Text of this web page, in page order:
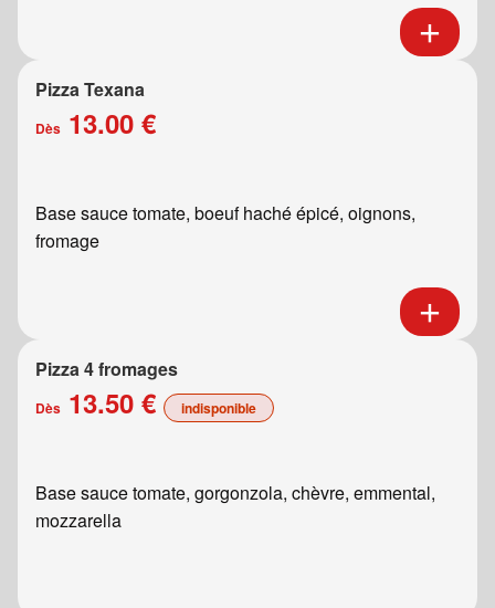
Pizza Texana
Dès 13.00 €
Base sauce tomate, boeuf haché épicé, oignons,
fromage
Pizza 4 fromages
Dès 13.50 € indisponible
Base sauce tomate, gorgonzola, chèvre, emmental,
mozzarella